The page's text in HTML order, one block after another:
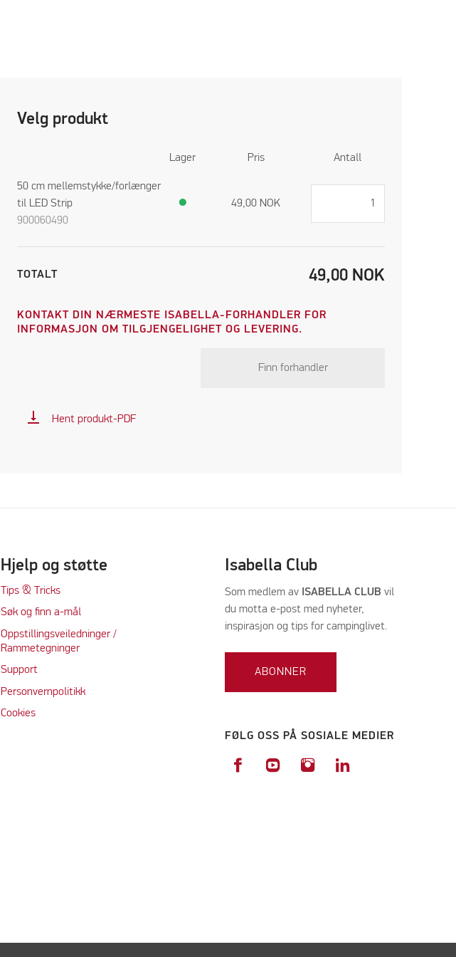
Velg produkt
Lager Pris Antall
50 cm mellemstykke/forlænger
til LED Strip
900060490
● 49,00 NOK
TOTALT 49,00 NOK
KONTAKT DIN NÆRMESTE ISABELLA-FORHANDLER FOR
INFORMASJON OM TILGJENGELIGHET OG LEVERING.
Finn forhandler
vertical_align_bottom Hent produkt-PDF
Hjelp og støtte
Tips & Tricks
Søk og finn a-mål
Oppstillingsveiledninger /
Rammetegninger
Support
Personvernpolitikk
Cookies
Isabella Club
Som medlem avISABELLA CLUB vil
du motta e-post med nyheter,
inspirasjon og tips for campinglivet.
ABONNER
FØLG OSS PÅ SOSIALE MEDIER